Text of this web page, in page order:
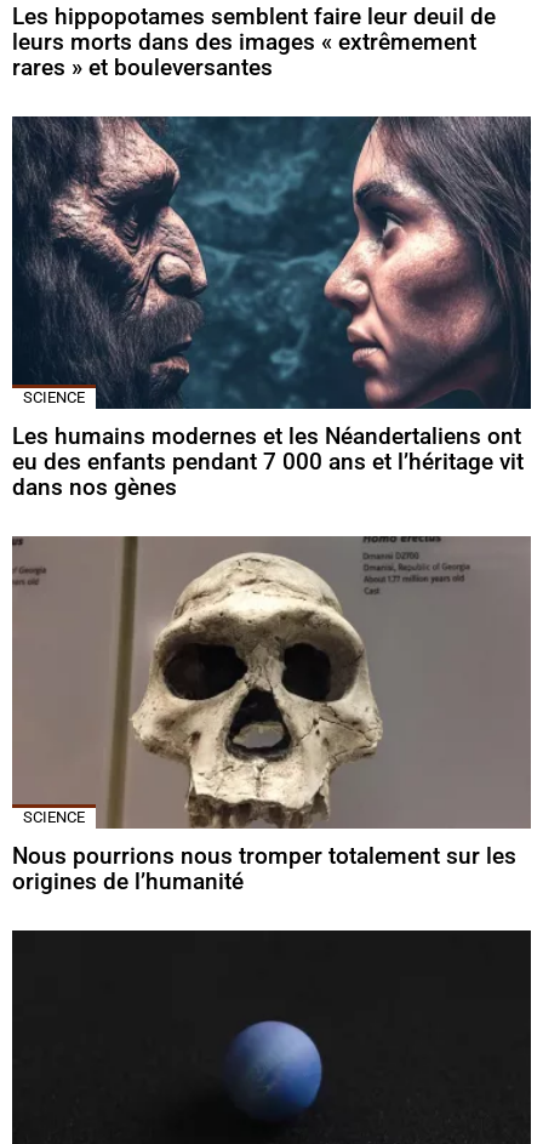
Les hippopotames semblent faire leur deuil de
leurs morts dans des images « extrêmement
rares » et bouleversantes
SCIENCE
Les humains modernes et les Néandertaliens ont
eu des enfants pendant 7 000 ans et l’héritage vit
dans nos gènes
SCIENCE
Nous pourrions nous tromper totalement sur les
origines de l’humanité